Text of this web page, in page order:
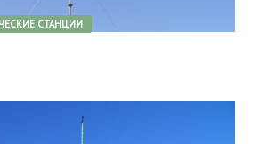
СТАНЦИИ